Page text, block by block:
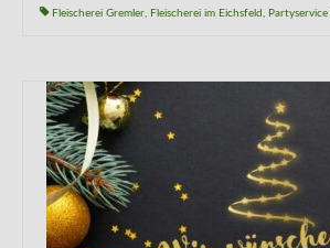
Fleischerei Gremler, Fleischerei im Eichsfeld ,